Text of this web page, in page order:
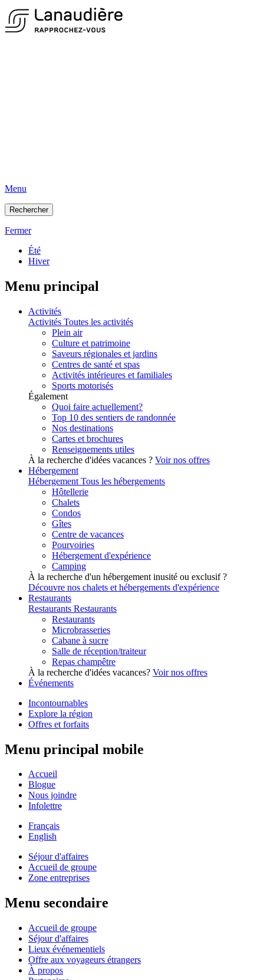
Menu
Rechercher
Fermer
Été
Hiver
Menu principal
Activités
Activités Toutes les activités
Plein air
Culture et patrimoine
Saveurs régionales et jardins
Centres de santé et spas
Activités intérieures et familiales
Sports motorisés
Également
Quoi faire actuellement?
Top 10 des sentiers de randonnée
Nos destinations
Cartes et brochures
Renseignements utiles
À la recherche d'idées vacances ? Voir nos offres
Hébergement
Hébergement Tous les hébergements
Hôtellerie
Chalets
Condos
Gîtes
Centre de vacances
Pourvoiries
Hébergement d'expérience
Camping
À la recherche d'un hébergement inusité ou exclusif ?
Découvre nos chalets et hébergements d'expérience
Restaurants
Restaurants Restaurants
Restaurants
Microbrasseries
Cabane à sucre
Salle de réception/traiteur
Repas champêtre
À la recherche d'idées vacances? Voir nos offres
Événements
Incontournables
Explore la région
Offres et forfaits
Menu principal mobile
Accueil
Blogue
Nous joindre
Infolettre
Français
English
Séjour d'affaires
Accueil de groupe
Zone entreprises
Menu secondaire
Accueil de groupe
Séjour d'affaires
Lieux événementiels
Offre aux voyageurs étrangers
À propos